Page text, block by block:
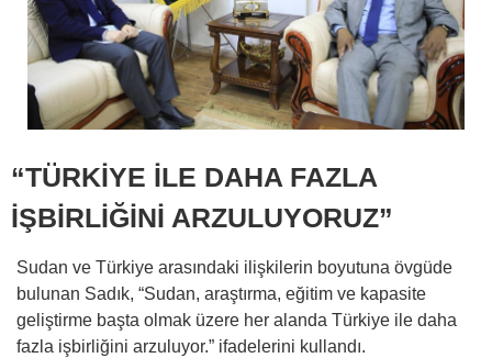
“TÜRKİYE İLE DAHA FAZLA
İŞBİRLİĞİNİ ARZULUYORUZ”
Sudan ve Türkiye arasındaki ilişkilerin boyutuna övgüde
bulunan Sadık, “Sudan, araştırma, eğitim ve kapasite
geliştirme başta olmak üzere her alanda Türkiye ile daha
fazla işbirliğini arzuluyor.” ifadelerini kullandı.